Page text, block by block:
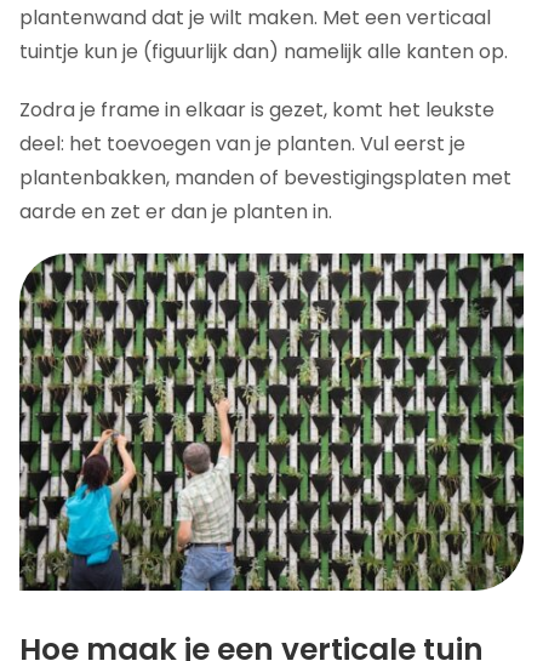
plantenwand dat je wilt maken. Met een verticaal
tuintje kun je (figuurlijk dan) namelijk alle kanten op.
Zodra je frame in elkaar is gezet, komt het leukste
deel: het toevoegen van je planten. Vul eerst je
plantenbakken, manden of bevestigingsplaten met
aarde en zet er dan je planten in.
Hoe maak je een verticale tuin